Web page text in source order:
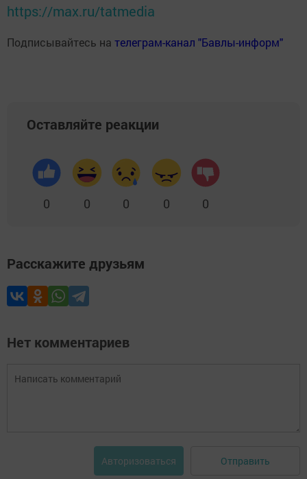
https://max.ru/tatmedia
Подписывайтесь на телеграм-канал "Бавлы-информ"
Оставляйте реакции
0 0 0 0 0
Расскажите друзьям
Нет комментариев
Авторизоваться Отправить